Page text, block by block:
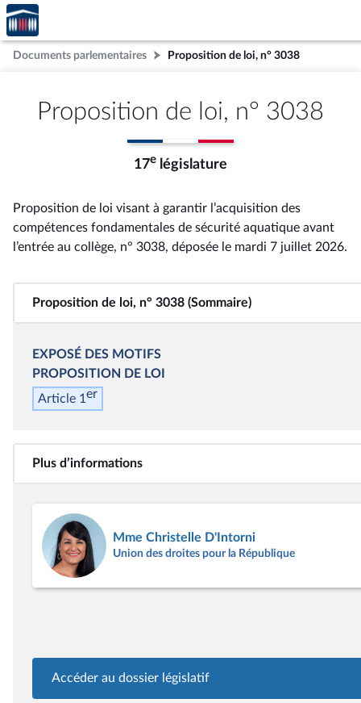
Aller au contenu
Aller en bas de la page
Accèder
à la
page
d'accueil
Documents parlementaires Proposition de loi, n° 3038
Proposition de loi, n° 3038
17e législature
Proposition de loi visant à garantir l’acquisition des
compétences fondamentales de sécurité aquatique avant
l’entrée au collège, n° 3038, déposée le mardi 7 juillet 2026.
Proposition de loi, n° 3038 (Sommaire)
EXPOSÉ DES MOTIFS
PROPOSITION DE LOI
Article 1er
Plus d’informations
Mme Christelle D'Intorni
Union des droites pour la République
Accéder au dossier législatif